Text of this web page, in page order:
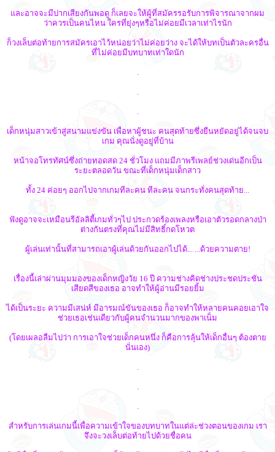
และอาจจะมีปากเสียงกันพอดู ก็เลยจะให้ผู้ที่สมัครรอรับการพิจารณาจากผม
ว่าควรเป็นคนไหน ใครที่ยุ่งๆหรือไม่ค่อยมีเวลาเท่าไรนัก
ก็วงเล็บต่อท้ายการสมัครเอาไว้หน่อยว่าไม่ค่อยว่าง จะได้ให้บทเป็นตัวละครอื่น
ที่ไม่ค่อยมีบทบาทเท่าใดนัก
.
.
.
เด็กหนุ่มสาวเข้าสู่สนามแข่งขัน เพื่อหาผู้ชนะ คนสุดท้ายซึ่งยืนหยัดอยู่ได้จนจบ
เกม คุณนั่งดูอยู่ที่บ้าน
หน้าจอโทรทัศน์ซึ่งถ่ายทอดสด 24 ชั่วโมง แถมมีภาพรีเพลย์ช่วงเด่นอีกเป็น
ระยะตลอดวัน ขณะที่เด็กหนุ่มเด็กสาว
ทั้ง 24 ค่อยๆ ออกไปจากเกมทีละคน ทีละคน จนกระทั่งคนสุดท้าย...
ฟังดูอาจจะเหมือนรีอัลลิตี้เกมทั่วๆไป ประกวดร้องเพลงหรือเอาตัวรอดกลางป่า
ต่างกันตรงที่คุณไม่มีสิทธิ์กดโหวต
ผู้เล่นเท่านั้นที่สามารถเอาผู้เล่นด้วยกันออกไปได้... ...ด้วยความตาย!
เรื่องนี้เล่าผ่านมุมมองของเด็กหญิงวัย 16 ปี ความช่างคิดช่างประชดประชัน
เสียดสีของเธอ อาจทำให้ผู้อ่านมีรอยยิ้ม
ได้เป็นระยะ ความมีเสน่ห์ มีอารมณ์ขันของเธอ ก็อาจทำให้หลายคนคอยเอาใจ
ช่วยเธอเช่นเดียวกับผู้คนจำนวนมากของพาเน็ม
(โดยเผลอลืมไปว่า การเอาใจช่วยเด็กคนหนึ่ง ก็คือการลุ้นให้เด็กอื่นๆ ต้องตาย
นั่นเอง)
.
.
.
สำหรับการเล่นเกมนี้เพื่อความเข้าใจของบทบาทในแต่ล่ะช่วงตอนของเกม เรา
จึงจะวงเล็บต่อท้ายไปด้วยชื่อคน